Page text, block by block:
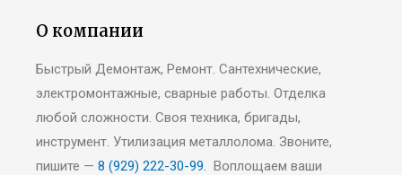
О компании
Быстрый Демонтаж, Ремонт. Сантехнические,
электромонтажные, сварные работы. Отделка
любой сложности. Своя техника, бригады,
инструмент. Утилизация металлолома. Звоните,
пишите — 8 (929) 222-30-99. Воплощаем ваши